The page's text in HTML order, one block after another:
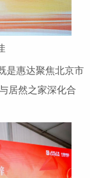
惠达聚焦北京市
居然之家深化合